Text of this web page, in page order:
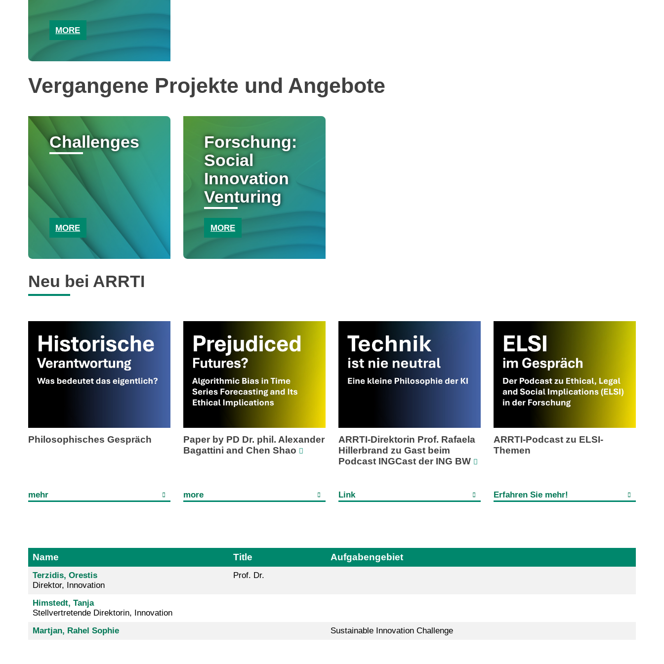
MORE
Vergangene Projekte und Angebote
Challenges
MORE
Forschung:
Social
Innovation
Venturing
MORE
Neu bei ARRTI
Philosophisches Gespräch
mehr
Paper by PD Dr. phil. Alexander
Bagattini and Chen Shao
more
ARRTI-Direktorin Prof. Rafaela
Hillerbrand zu Gast beim
Podcast INGCast der ING BW
Link
ARRTI-Podcast zu ELSI-
Themen
Erfahren Sie mehr!
Name Title Aufgabengebiet
Terzidis, Orestis
Direktor, Innovation
Prof. Dr.
Himstedt, Tanja
Stellvertretende Direktorin, Innovation
Martjan, Rahel Sophie
Sustainable Innovation Challenge